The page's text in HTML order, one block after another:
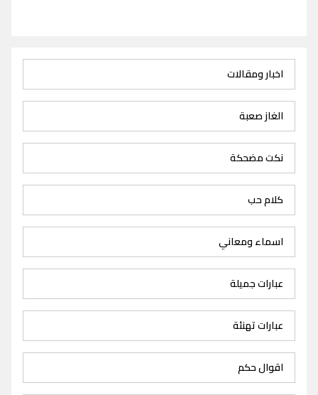
اخبار ومقالات
الغاز صعبة
نكت مضحكة
كلام حب
اسماء ومعاني
عبارات جميلة
عبارات تهنئة
اقوال حكم